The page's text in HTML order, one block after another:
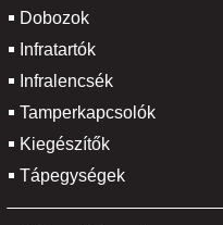
Dobozok
Infratartók
Infralencsék
Tamperkapcsolók
Kiegészítők
Tápegységek